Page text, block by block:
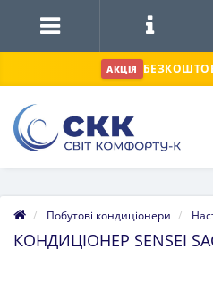
АКЦІЯ
Побутові кондиціонери
КОНДИЦІОНЕР SENSEI